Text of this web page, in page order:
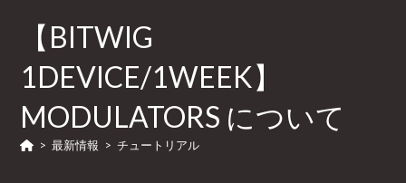
【BITWIG
1DEVICE/1WEEK】
MODULATORS について
> 最新情報 > チュートリアル